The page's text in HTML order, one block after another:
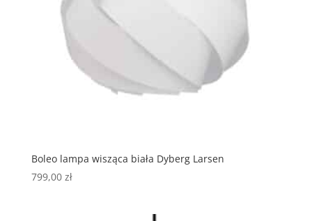
Boleo lampa wisząca biała Dyberg Larsen
799,00 zł